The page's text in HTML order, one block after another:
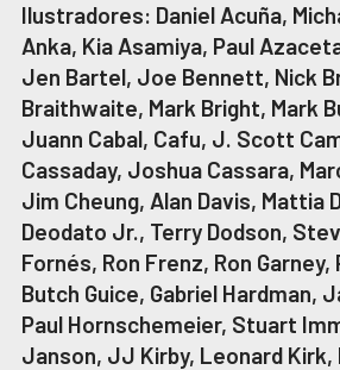
Ilustradores: Daniel Acuña,
Anka, Kia Asamiya, Paul
Jen Bartel, Joe Bennett, Nick
Braithwaite, Mark Bright, Mark
Juann Cabal, Cafu, J. Scott
Cassaday, Joshua Cassara,
Jim Cheung, Alan Davis, Mattia
Deodato Jr., Terry Dodson,
Fornés, Ron Frenz, Ron
Butch Guice, Gabriel Hardman,
Paul Hornschemeier, Stuart
Janson, JJ Kirby, Leonard Kirk,